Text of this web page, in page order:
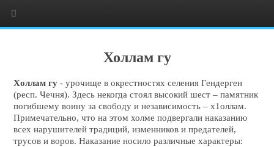
Холлам гу
Холлам гу- урочище в окрестностях селения Гендерген
(респ. Чечня). Здесь некогда стоял высокий шест – памятник
погибшему воину за свободу и независимость – х1оллам.
Примечательно, что на этом холме подвергали наказанию
всех нарушителей традиций, изменников и предателей,
трусов и воров. Наказание носило различные характеры: